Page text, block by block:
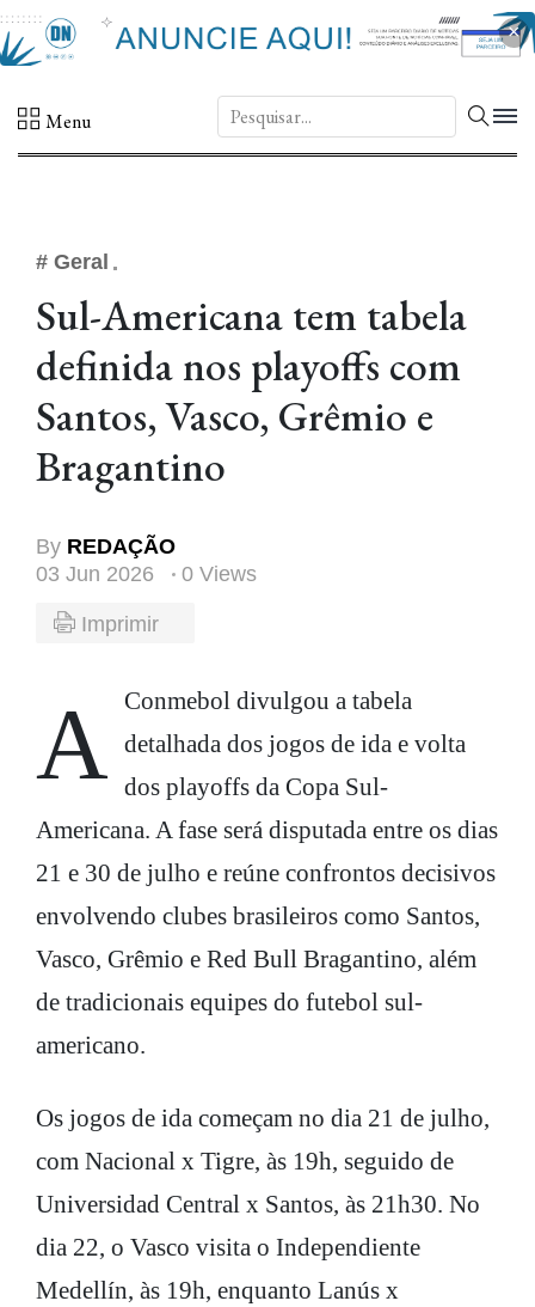
×
Menu DN.
# Geral
Sul-Americana tem tabela
definida nos playoffs com
Santos, Vasco, Grêmio e
Bragantino
By REDAÇÃO
03 Jun 2026
0 Views
Imprimir
A Conmebol divulgou a tabela detalhada dos jogos de ida e volta
dos playoffs da Copa Sul-
Americana. A fase será disputada entre os dias
21 e 30 de julho e reúne confrontos decisivos
envolvendo clubes brasileiros como Santos,
Vasco, Grêmio e Red Bull Bragantino, além
de tradicionais equipes do futebol sul-
americano.
Os jogos de ida começam no dia 21 de julho,
com Nacional x Tigre, às 19h, seguido de
Universidad Central x Santos, às 21h30. No
dia 22, o Vasco visita o Independiente
Medellín, às 19h, enquanto Lanús x